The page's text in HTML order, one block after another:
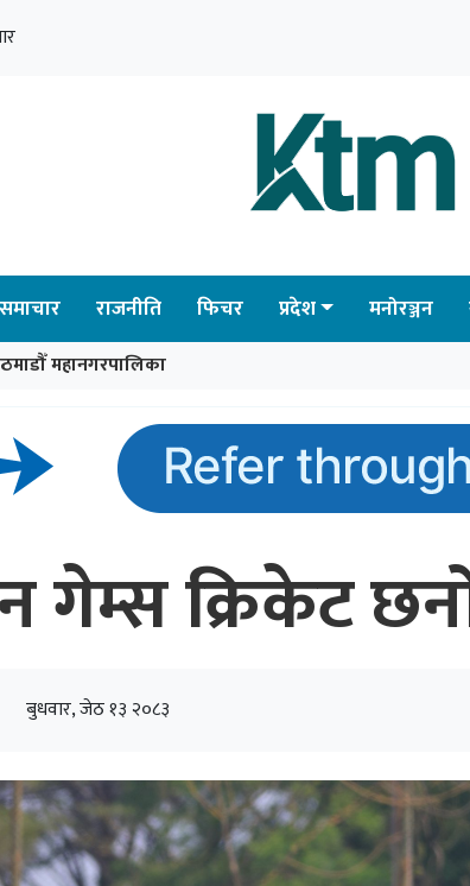
समाचार राजनीति फिचर प्रदेश मनोरञ्जन
महानगरपालिका
गेम्स क्रिकेट
बुधवार, जेठ १३ २०८३